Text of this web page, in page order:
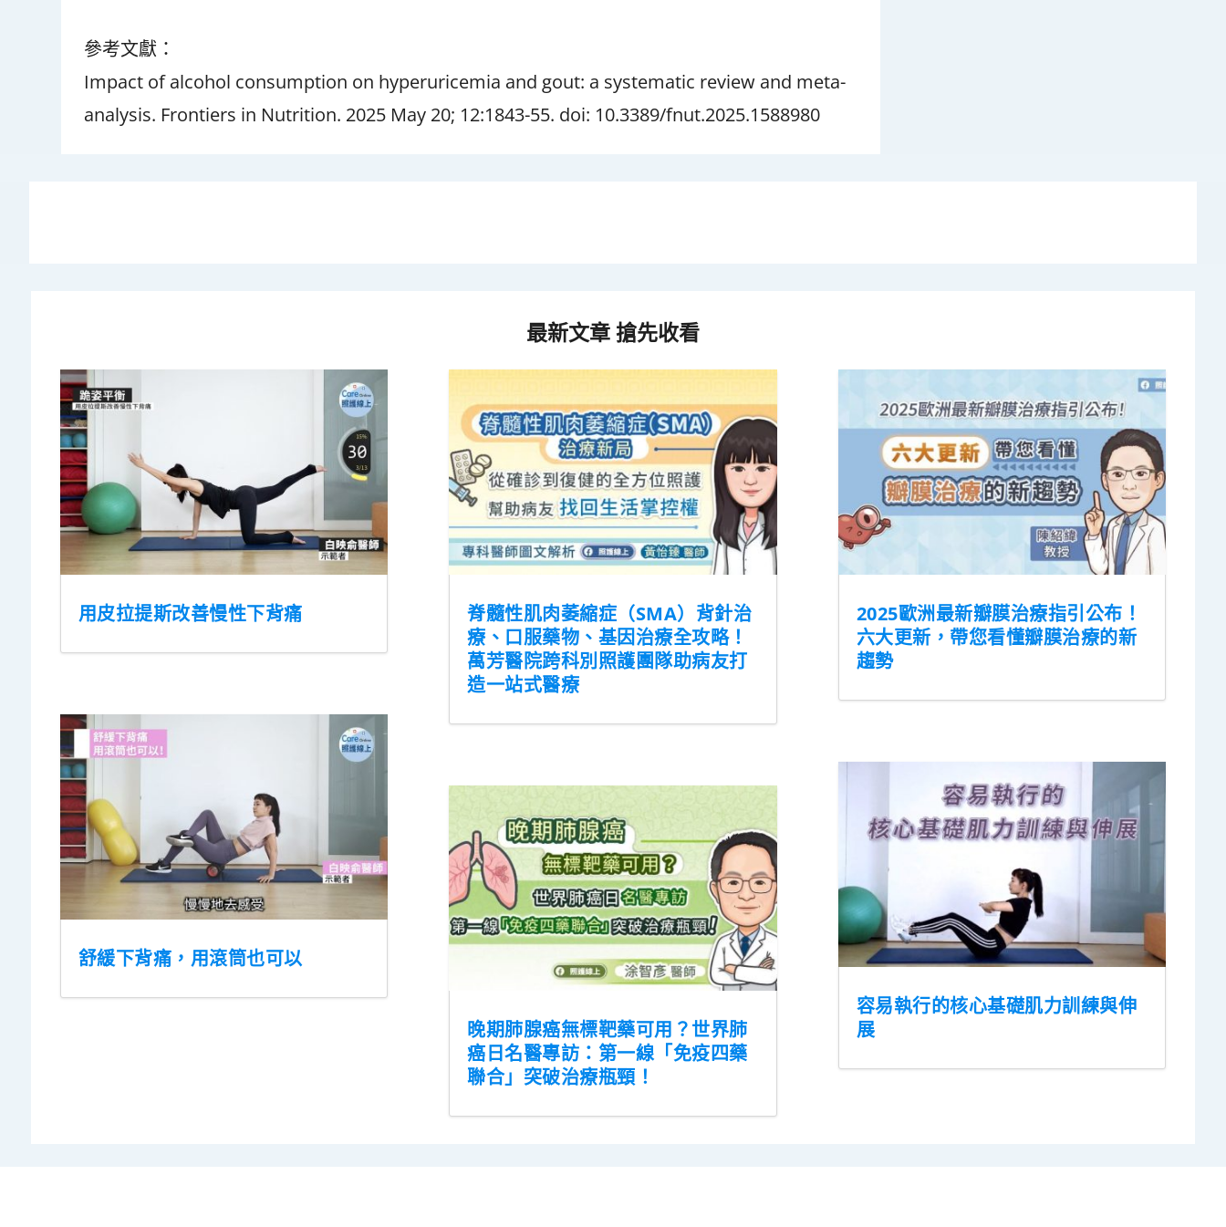
參考文獻：
Impact of alcohol consumption on hyperuricemia and gout: a systematic review and meta-
analysis. Frontiers in Nutrition. 2025 May 20; 12:1843-55. doi: 10.3389/fnut.2025.1588980
最新文章 搶先收看
用皮拉提斯改善慢性下背痛
舒緩下背痛，用滾筒也可以
脊髓性肌肉萎縮症（SMA）背針治
療、口服藥物、基因治療全攻略！
萬芳醫院跨科別照護團隊助病友打
造一站式醫療
晚期肺腺癌無標靶藥可用？世界肺
癌日名醫專訪：第一線「免疫四藥
聯合」突破治療瓶頸！
2025歐洲最新瓣膜治療指引公布！
六大更新，帶您看懂瓣膜治療的新
趨勢
容易執行的核心基礎肌力訓練與伸
展